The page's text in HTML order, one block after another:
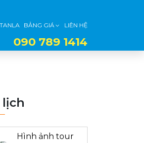
BẢNG GIÁ LIÊN HỆ
090 789 1414
Hình ảnh tour